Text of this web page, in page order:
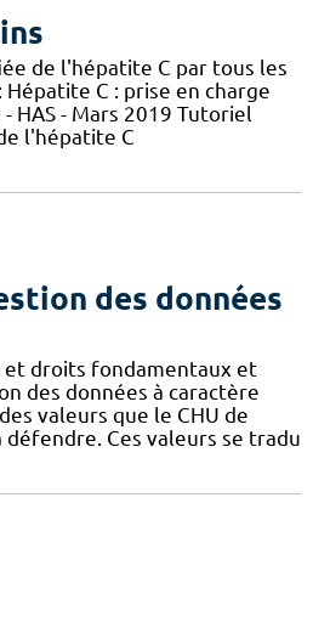
de l'hépatite C par tous les
Hépatite C : prise en charge
HAS - Mars 2019 Tutoriel
l'hépatite C
des données
et droits fondamentaux et
des données à caractère
valeurs que le CHU de
Ces valeurs se tradu